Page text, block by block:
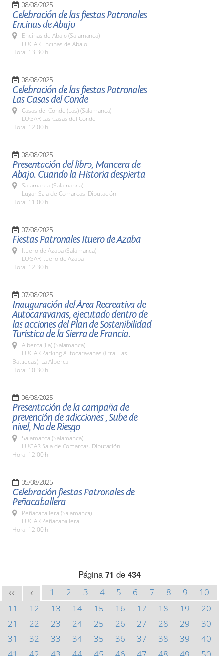
08/08/2025
Celebración de las fiestas Patronales
Encinas de Abajo
Encinas de Abajo (Salamanca)
LUGAR Encinas de Abajo
Hora: 13:30 h.
08/08/2025
Celebración de las fiestas Patronales
Las Casas del Conde
Casas del Conde (Las) (Salamanca)
LUGAR Las Casas del Conde
Hora: 12:00 h.
08/08/2025
Presentación del libro, Mancera de
Abajo. Cuando la Historia despierta
Salamanca (Salamanca)
Lugar Sala de Comarcas. Diputación
Hora: 11:00 h.
07/08/2025
Fiestas Patronales Ituero de Azaba
Ituero de Azaba (Salamanca)
LUGAR Ituero de Azaba
Hora: 12:30 h.
07/08/2025
Inauguración del Área Recreativa de
Autocaravanas, ejecutado dentro de
las acciones del Plan de Sostenibilidad
Turística de la Sierra de Francia.
Alberca (La) (Salamanca)
LUGAR Parking Autocaravanas (Ctra. Las
Batuecas). La Alberca
Hora: 10:30 h.
06/08/2025
Presentación de la campaña de
prevención de adicciones , Sube de
nivel, No de Riesgo
Salamanca (Salamanca)
LUGAR Sala de Comarcas. Diputación
Hora: 12:00 h.
05/08/2025
Celebración fiestas Patronales de
Peñacaballera
Peñacaballera (Salamanca)
LUGAR Peñacaballera
Hora: 12:00 h.
Página 71 de 434
<< < 1 2 3 4 5 6 7 8 9
10
11
12 13 14 15 16 17 18 19
20
21
22 23 24 25 26 27 28 29
30
31
32 33 34 35 36 37 38 39
40